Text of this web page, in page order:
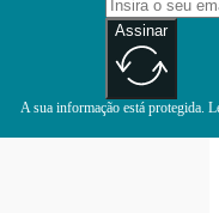
Assinar
A sua informação está protegida.